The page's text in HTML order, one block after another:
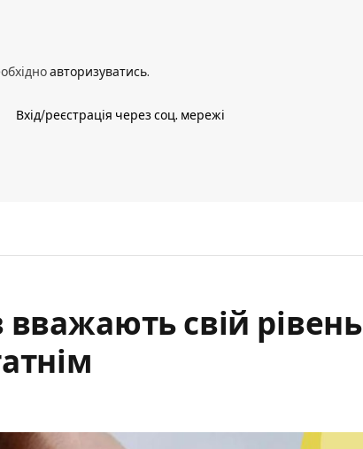
авторизуватись.
Вхід/реєстрація через соц. мережі
вважають свій рівень